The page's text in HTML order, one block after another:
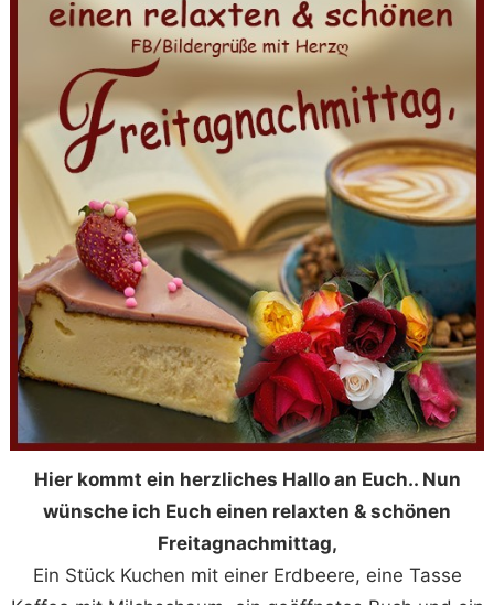
Hier kommt ein herzliches Hallo an Euch.. Nun
wünsche ich Euch einen relaxten & schönen
Freitagnachmittag,
Ein Stück Kuchen mit einer Erdbeere, eine Tasse